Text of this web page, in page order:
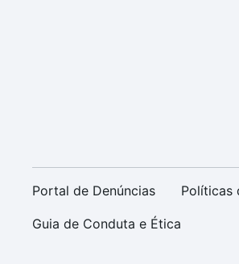
Portal de Denúncias Políticas
Guia de Conduta e Ética